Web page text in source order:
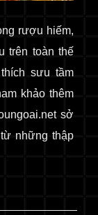
rượu hiếm,
trên toàn thế
sưu tầm
khảo thêm
sở
những thập